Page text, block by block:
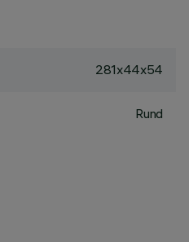
281x44x54
Rund